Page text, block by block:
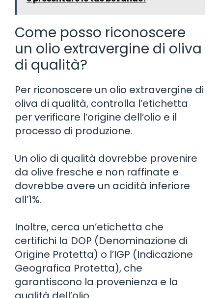
Come posso riconoscere
un olio extravergine di oliva
di qualità?
Per riconoscere un olio extravergine di
oliva di qualità, controlla l’etichetta
per verificare l’origine dell’olio e il
processo di produzione.
Un olio di qualità dovrebbe provenire
da olive fresche e non raffinate e
dovrebbe avere un acidità inferiore
all’1%.
Inoltre, cerca un’etichetta che
certifichi la DOP (Denominazione di
Origine Protetta) o l’IGP (Indicazione
Geografica Protetta), che
garantiscono la provenienza e la